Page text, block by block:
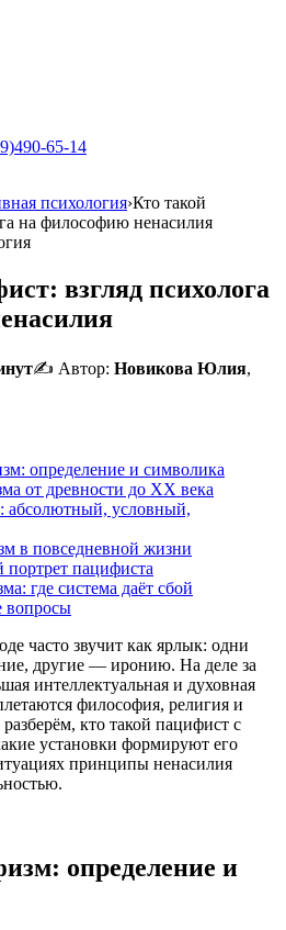
65-14
психология›Кто такой
на философию ненасилия
взгляд психолога
✍️ Автор: Новикова Юлия,
определение и символика
от древности до XX века
абсолютный, условный,
в повседневной жизни
портрет пацифиста
где система даёт сбой
вопросы
часто звучит как ярлык: одни
другие — иронию. На деле за
интеллектуальная и духовная
философия, религия и
кто такой пацифист с
установки формируют его
принципы ненасилия
определение и